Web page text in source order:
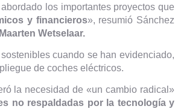
los importantes proyectos que
y financieros», resumió Sánchez
Maarten Wetselaar.
cuando se han evidenciado,
de coches eléctricos.
la necesidad de «un cambio radical»
no respaldadas por la tecnología y